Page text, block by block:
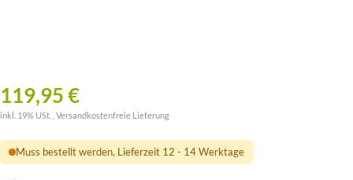
119,95 €
inkl. 19% USt. , Versandkostenfreie Lieferung
Muss bestellt werden, Lieferzeit 12 - 14 Werktage